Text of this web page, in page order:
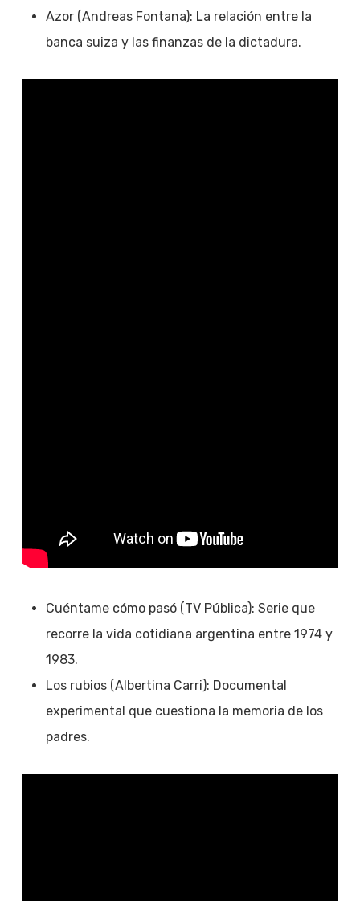
Azor (Andreas Fontana): La relación entre la
banca suiza y las finanzas de la dictadura.
Cuéntame cómo pasó (TV Pública): Serie que
recorre la vida cotidiana argentina entre 1974 y
1983.
Los rubios (Albertina Carri): Documental
experimental que cuestiona la memoria de los
padres.